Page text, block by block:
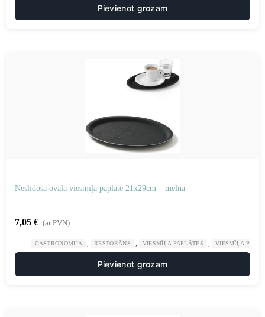
Pievienot grozam
Neslīdoša ovāla viesmīļa paplāte 21x29cm – melna
7,05 € (ar PVN)
GASTRONOMIJA RESTORĀNS VIESMĪĻA PAPLĀTES VIESMĪĻA
Pievienot grozam